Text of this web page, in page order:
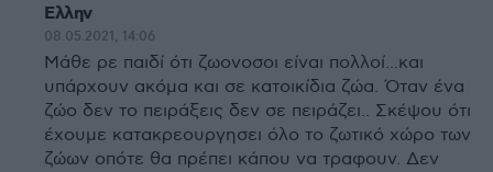
Ελλην
08.05.2021, 14:06
Μάθε ρε παιδί ότι ζωονοσοι είναι πολλοί...και
υπάρχουν ακόμα και σε κατοικίδια ζώα. Όταν ένα
ζώο δεν το πειράξεις δεν σε πειράζει.. Σκέψου ότι
έχουμε κατακρεουργησει όλο το ζωτικό χώρο των
ζώων οπότε θα πρέπει κάπου να τραφουν. Δεν